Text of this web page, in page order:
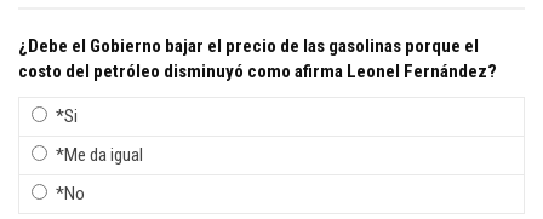
¿Debe el Gobierno bajar el precio de las gasolinas porque el
costo del petróleo disminuyó como afirma Leonel Fernández?
*Si
*Me da igual
*No